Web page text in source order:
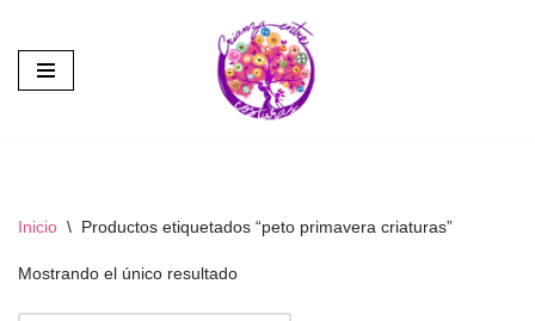
Saltar
al
Inicio \ Productos etiquetados “peto primavera criaturas”
Mostrando el único resultado